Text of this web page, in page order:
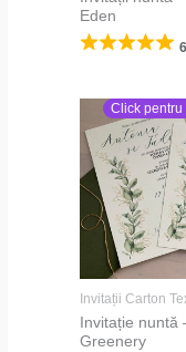
Eden
Click pentru
Invitații Carton
Invitație nuntă
Greenery